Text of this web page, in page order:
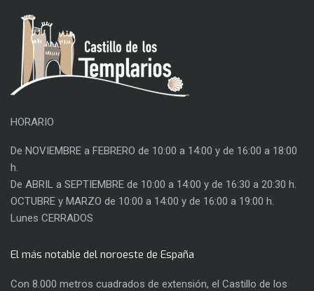
HORARIO
De NOVIEMBRE a FEBRERO de 10:00 a 14:00 y de 16:00 a 18:00
h.
De ABRIL a SEPTIEMBRE de 10:00 a 14:00 y de 16:30 a 20:30 h.
OCTUBRE y MARZO de 10:00 a 14:00 y de 16:00 a 19:00 h.
Lunes CERRADOS
El más notable del noroeste de España
Con 8.000 metros cuadrados de extensión, el Castillo de los